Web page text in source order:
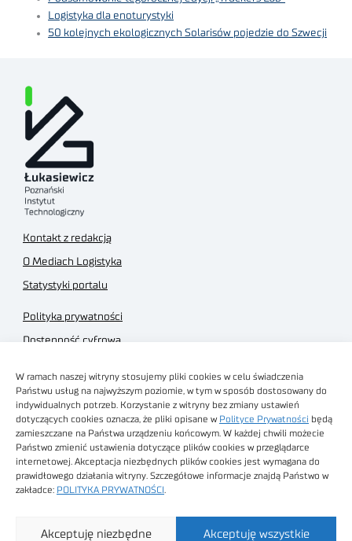
W ramach naszej witryny stosujemy pliki cookies w celu świadczenia
Państwu usług na najwyższym poziomie, w tym w sposób dostosowany do
indywidualnych potrzeb. Korzystanie z witryny bez zmiany ustawień
dotyczących cookies oznacza, że pliki opisane w Polityce Prywatności będą
zamieszczane na Państwa urządzeniu końcowym. W każdej chwili możecie
Państwo zmienić ustawienia dotyczące plików cookies w przeglądarce
internetowej. Akceptacja niezbędnych plików cookies jest wymagana do
prawidłowego działania witryny. Szczegółowe informacje znajdą Państwo w
zakładce: POLITYKA PRYWATNOŚCI
Akceptuję wszystkie
Akceptuję niezbędne
Logistyka dla enoturystyki
50 kolejnych ekologicznych Solarisów pojedzie do Szwecji
Kontakt z redakcją
O Mediach Logistyka
Statystyki portalu
Polityka prywatności
Dostępność cyfrowa
Regulamin sklepu
Obrazy stockowe
autorstwa